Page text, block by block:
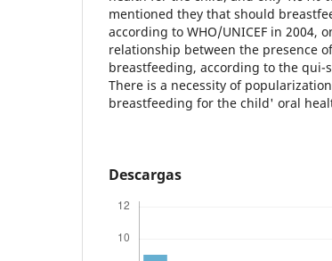
mentioned they that should
according to WHO/UNICEF in 2004,
relationship between the presence
breastfeeding, according to the qui-
There is a necessity of
breastfeeding for the child' oral
Descargas